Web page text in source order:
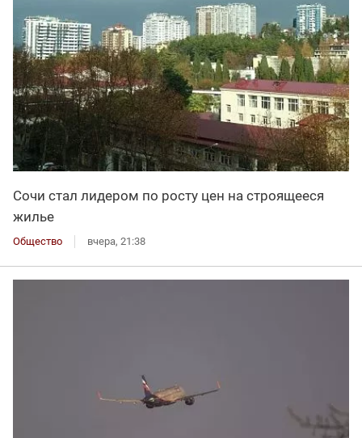
Сочи стал лидером по росту цен на строящееся
жилье
Общество вчера, 21:38